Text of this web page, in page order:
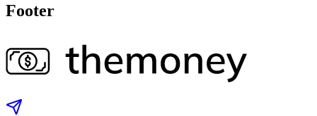
Footer